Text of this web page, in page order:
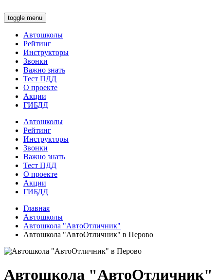
toggle menu
Автошколы
Рейтинг
Инструкторы
Звонки
Важно знать
Тест ПДД
О проекте
Акции
ГИБДД
Автошколы
Рейтинг
Инструкторы
Звонки
Важно знать
Тест ПДД
О проекте
Акции
ГИБДД
Главная
Автошколы
Автошкола "АвтоОтличник"
Автошкола "АвтоОтличник" в Перово
Автошкола "АвтоОтличник"